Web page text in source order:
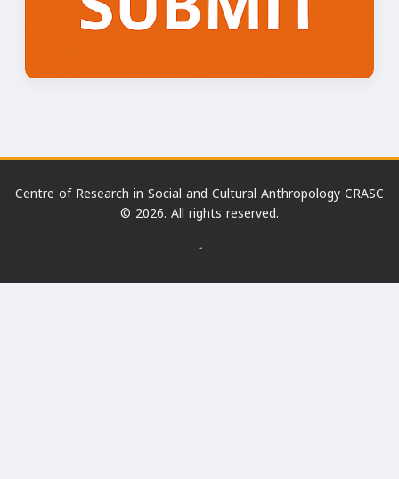
Centre of Research in Social and Cultural Anthropology CRASC
© 2026. All rights reserved.
-